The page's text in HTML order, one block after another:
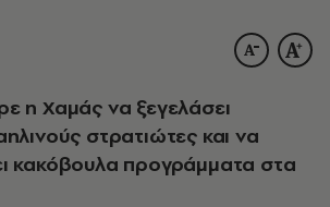
η Χαμάς να ξεγελάσει
στρατιώτες και να
κακόβουλα προγράμματα στα